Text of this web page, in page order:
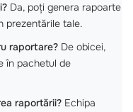
Da, poți genera rapoarte
prezentările tale.
raportare? De obicei,
în pachetul de
raportării? Echipa